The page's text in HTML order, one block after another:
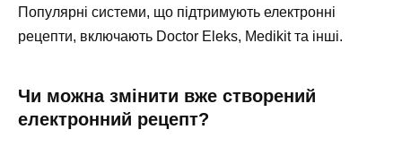
Популярні системи, що підтримують електронні
рецепти, включають Doctor Eleks, Medikit та інші.
Чи можна змінити вже створений
електронний рецепт?